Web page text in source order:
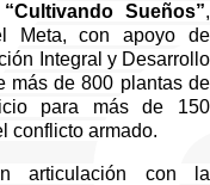
“Cultivando Sueños”,
Meta, con apoyo de
Integral y Desarrollo
más de 800 plantas de
para más de 150
conflicto armado.
articulación con la